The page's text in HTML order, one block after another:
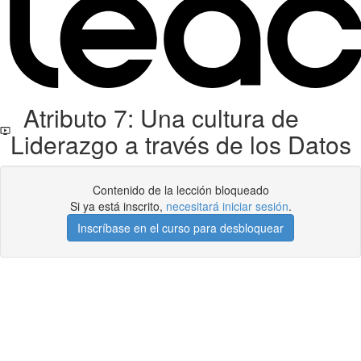
Atributo 7: Una cultura de
Liderazgo a través de los Datos
Contenido de la lección bloqueado
Si ya está inscrito, necesitará iniciar sesión.
Inscríbase en el curso para desbloquear